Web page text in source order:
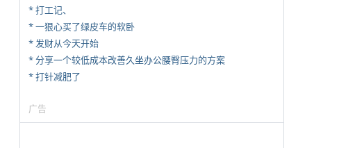
* 打工记、
* 一狠心买了绿皮车的软卧
* 发财从今天开始
* 分享一个较低成本改善久坐办公腰臀压力的方案
* 打针减肥了
广告